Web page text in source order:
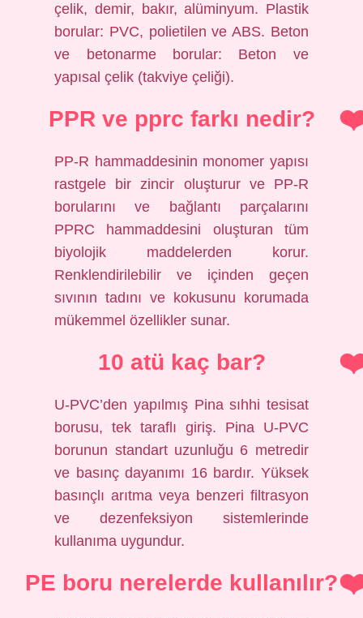
çelik, demir, bakır, alüminyum. Plastik
borular: PVC, polietilen ve ABS. Beton
ve betonarme borular: Beton ve
yapısal çelik (takviye çeliği).
PPR ve pprc farkı nedir?
PP-R hammaddesinin monomer yapısı
rastgele bir zincir oluşturur ve PP-R
borularını ve bağlantı parçalarını
PPRC hammaddesini oluşturan tüm
biyolojik maddelerden korur.
Renklendirilebilir ve içinden geçen
sıvının tadını ve kokusunu korumada
mükemmel özellikler sunar.
10 atü kaç bar?
U-PVC’den yapılmış Pina sıhhi tesisat
borusu, tek taraflı giriş. Pina U-PVC
borunun standart uzunluğu 6 metredir
ve basınç dayanımı 16 bardır. Yüksek
basınçlı arıtma veya benzeri filtrasyon
ve dezenfeksiyon sistemlerinde
kullanıma uygundur.
PE boru nerelerde kullanılır?